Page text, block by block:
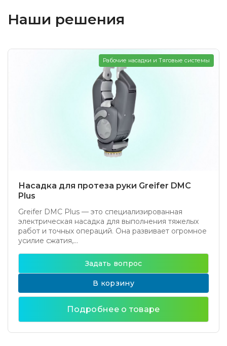
Наши решения
Насадка для протеза руки Greifer DMC
Plus
Greifer DMC Plus — это специализированная
электрическая насадка для выполнения тяжелых
работ и точных операций. Она развивает огромное
усилие сжатия,...
Рабочие насадки и Тяговые системы
Задать вопрос
В корзину
Подробнее о товаре